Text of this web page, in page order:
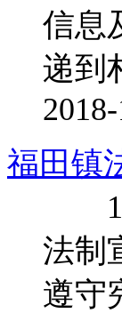
信息
递到
福田镇
12
法制
遵守